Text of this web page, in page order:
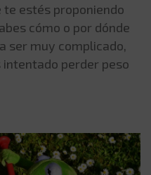
te estés proponiendo
cómo o por dónde
ser muy complicado,
perder peso